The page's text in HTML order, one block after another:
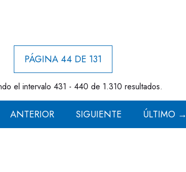
PÁGINA 44 DE 131
el intervalo 431 - 440 de 1.310 resultados.
ANTERIOR SIGUIENTE ÚLTIMO →